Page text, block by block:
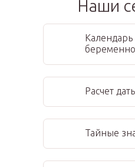
Наши
Календарь
Расчет
Тайные